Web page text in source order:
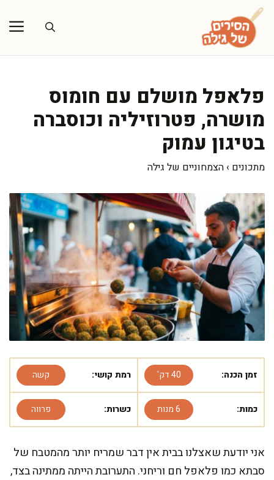
לדלג
לתוכן
פלאפל מושלם עם חומוס
מושרה, פטרוזיליה וכוסברה
בטיגון עמוק
מתכונים › הצמחוניים של גילה
זמן הכנה: 40 דק' רמת קושי: קשה
כמות: 6 מנות כשרות: פרווה
אני יודעת שאצלנו בבית אין דבר שמריח יותר מהמטבח של
סבתא כמו פלאפל חם וריחני. התערובת הייתה ממתינה בצד,